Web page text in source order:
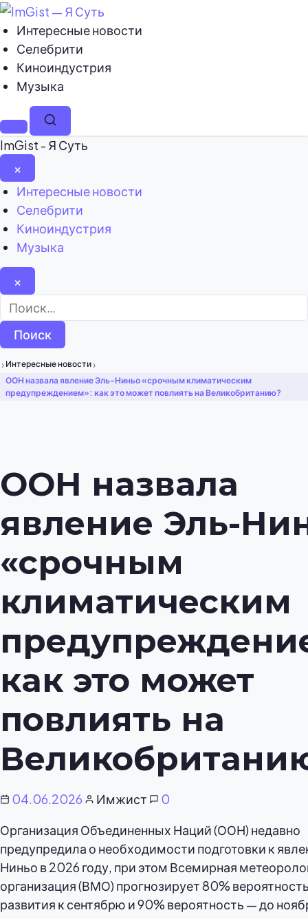
Интересные новости
Селебрити
Киноиндустрия
Музыка
МенюПоиск
ImGist - Я Суть
×
Закрыть
меню
Интересные новости
Селебрити
Киноиндустрия
Музыка
×
Найти:
› Интересные новости›
ООН назвала явление Эль-Ниньо «срочным климатическим
предупреждением»: как это может повлиять на Великобританию?
ООН назвала
явление Эль-
«срочным
климатическим
как это может
повлиять на
04.06.2026 Имжист
0
Организация Объединенных Наций (ООН) недавно
предупредила о необходимости подготовки к
Ниньо в 2026 году, при этом Всемирная
организация (ВМО) прогнозирует 80%
развития к сентябрю и 90% вероятность — до